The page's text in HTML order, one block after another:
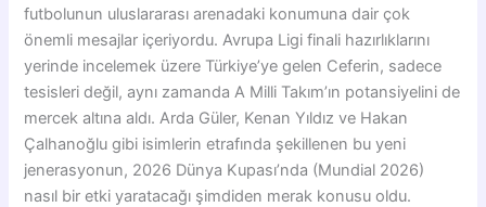
futbolunun uluslararası arenadaki konumuna dair çok
önemli mesajlar içeriyordu. Avrupa Ligi finali hazırlıklarını
yerinde incelemek üzere Türkiye’ye gelen Ceferin, sadece
tesisleri değil, aynı zamanda A Milli Takım’ın potansiyelini de
mercek altına aldı. Arda Güler, Kenan Yıldız ve Hakan
Çalhanoğlu gibi isimlerin etrafında şekillenen bu yeni
jenerasyonun, 2026 Dünya Kupası’nda (Mundial 2026)
nasıl bir etki yaratacağı şimdiden merak konusu oldu.